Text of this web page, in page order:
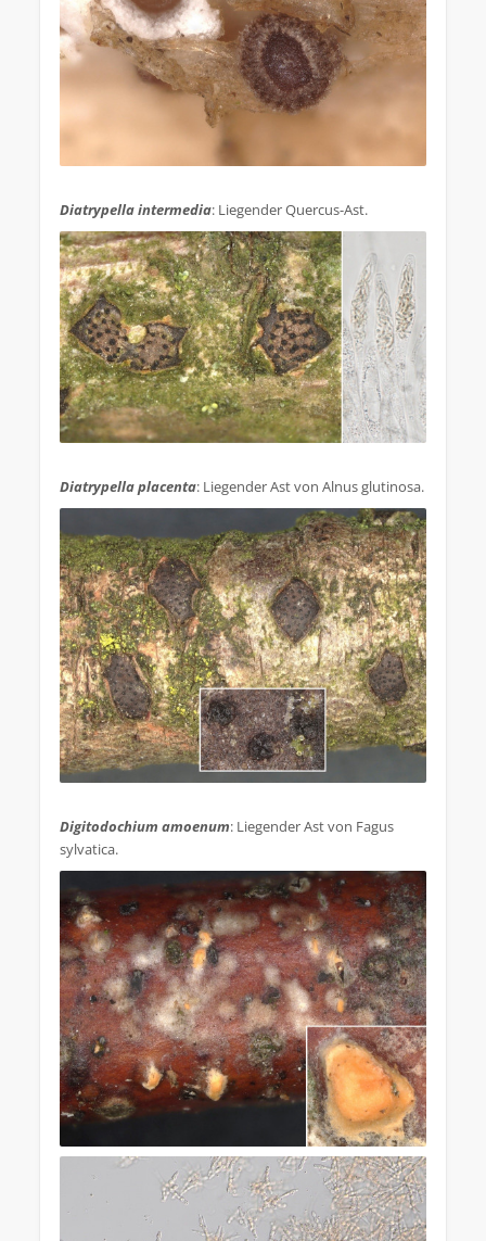
Diatrypella intermedia: Liegender Quercus-Ast.
Diatrypella placenta: Liegender Ast von Alnus glutinosa.
Digitodochium amoenum: Liegender Ast von Fagus
sylvatica.